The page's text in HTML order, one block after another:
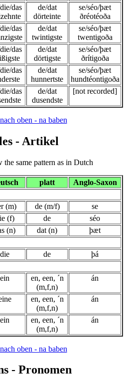
das
de/dat
dörteinte
se/séo/þæt
ðréotéoða
das
de/dat
twintigste
se/séo/þæt
twentigoða
das
de/dat
dörtigste
se/séo/þæt
ðrítigoða
das
de/dat
hunnertste
se/séo/þæt
hundtéontigoða
das
de/dat
dusendste
[not recorded]
oben - na baben
- Artikel
same pattern as in Dutch
platt
Anglo-Saxon
(m) de (m/f)
se
(f) de
séo
(n) dat (n)
þæt
die de
þá
ein
en, een, ´n
(m,f,n)
án
en, een, ´n
(m,f,n)
án
ein
en, een, ´n
(m,f,n)
án
oben - na baben
- Pronomen